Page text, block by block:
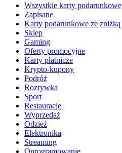
Wszystkie karty podarunkowe
Zapisane
Karty podarunkowe ze zniżką
Sklep
Gaming
Oferty promocyjne
Karty płatnicze
Krypto-kupony
Podróż
Rozrywka
Sport
Restauracje
Wyprzedaż
Odzież
Elektronika
Streaming
Oprogramowanie